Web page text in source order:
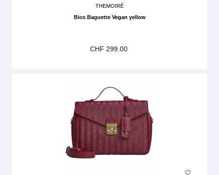
THEMOIRÈ
Bios Baguette Vegan yellow
CHF 299.00